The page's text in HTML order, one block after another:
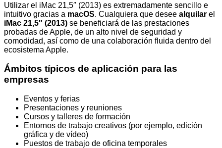
Utilizar el iMac 21,5″ (2013) es extremadamente sencillo e
intuitivo gracias a macOS. Cualquiera que desee alquilar el
iMac 21,5″ (2013) se beneficiará de las prestaciones
probadas de Apple, de un alto nivel de seguridad y
comodidad, así como de una colaboración fluida dentro del
ecosistema Apple.
Ámbitos típicos de aplicación para las
empresas
Eventos y ferias
Presentaciones y reuniones
Cursos y talleres de formación
Entornos de trabajo creativos (por ejemplo, edición
gráfica y de vídeo)
Puestos de trabajo de oficina temporales